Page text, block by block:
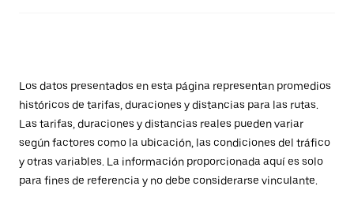
Los datos presentados en esta página representan promedios
históricos de tarifas, duraciones y distancias para las rutas.
Las tarifas, duraciones y distancias reales pueden variar
según factores como la ubicación, las condiciones del tráfico
y otras variables. La información proporcionada aquí es solo
para fines de referencia y no debe considerarse vinculante.